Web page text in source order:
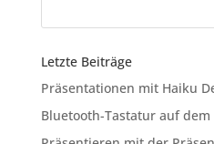
Letzte Beiträge
Präsentationen mit Haiku
Bluetooth-Tastatur auf dem